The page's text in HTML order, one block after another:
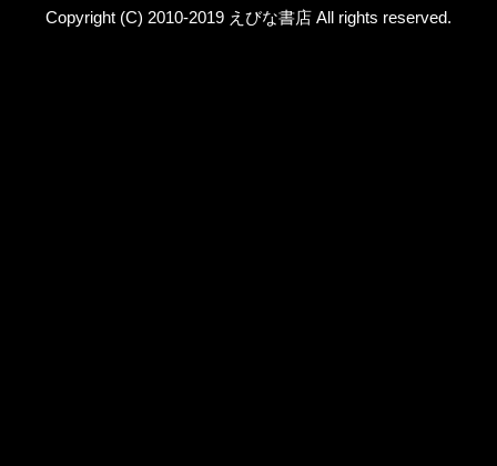
Copyright (C) 2010-2019 えびな書店 All rights reserved.